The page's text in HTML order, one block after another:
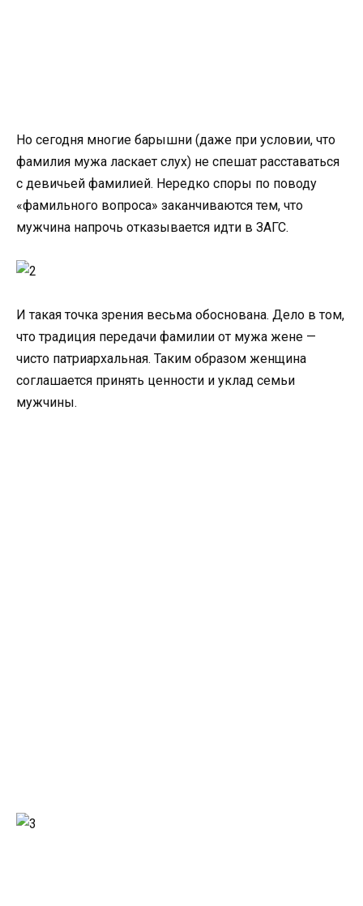
Но сегодня многие барышни (даже при условии, что
фамилия мужа ласкает слух) не спешат расставаться
с девичьей фамилией. Нередко споры по поводу
«фамильного вопроса» заканчиваются тем, что
мужчина напрочь отказывается идти в ЗАГС.
И такая точка зрения весьма обоснована. Дело в том,
что традиция передачи фамилии от мужа жене —
чисто патриархальная. Таким образом женщина
соглашается принять ценности и уклад семьи
мужчины.